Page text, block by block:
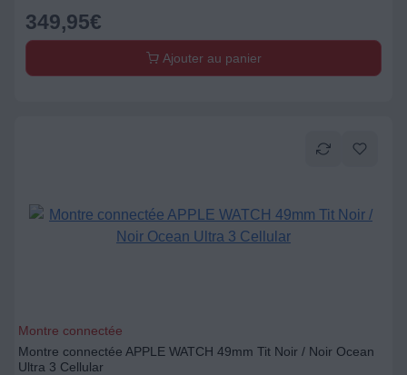
349,95€
Ajouter au panier
Montre connectée
Montre connectée APPLE WATCH 49mm Tit Noir / Noir Ocean
Ultra 3 Cellular